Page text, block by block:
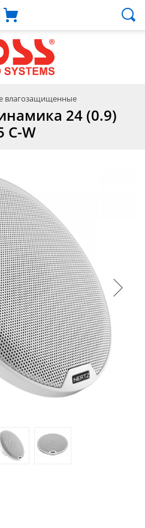
влагозащищенные
24 (0.9)
C-W